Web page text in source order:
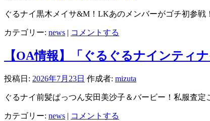
ぐるナイ黒木メイサ&M！LKあのメンバーがゴチ初参
カテゴリー: news | コメントする
【OA情報】「ぐるぐるナインティ
投稿日: 2026年7月23日 作成者: mizuta
ぐるナイ前髪ぱっつん安田美沙子＆バービー！私服査
カテゴリー: news | コメントする